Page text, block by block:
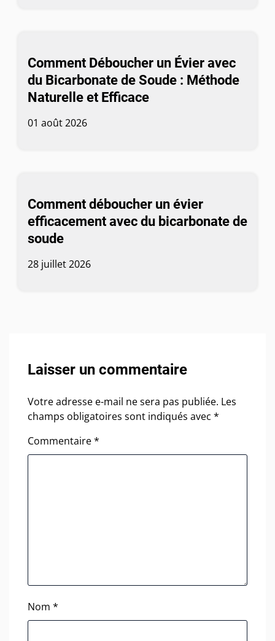
Comment Déboucher un Évier avec
du Bicarbonate de Soude : Méthode
Naturelle et Efficace
01 août 2026
Comment déboucher un évier
efficacement avec du bicarbonate de
soude
28 juillet 2026
Laisser un commentaire
Votre adresse e-mail ne sera pas publiée. Les
champs obligatoires sont indiqués avec *
Commentaire*
Nom *